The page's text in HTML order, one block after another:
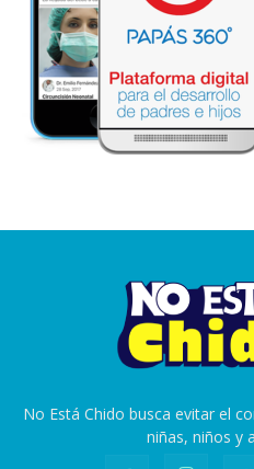
No Está Chido busca evitar el
niñas, niños y